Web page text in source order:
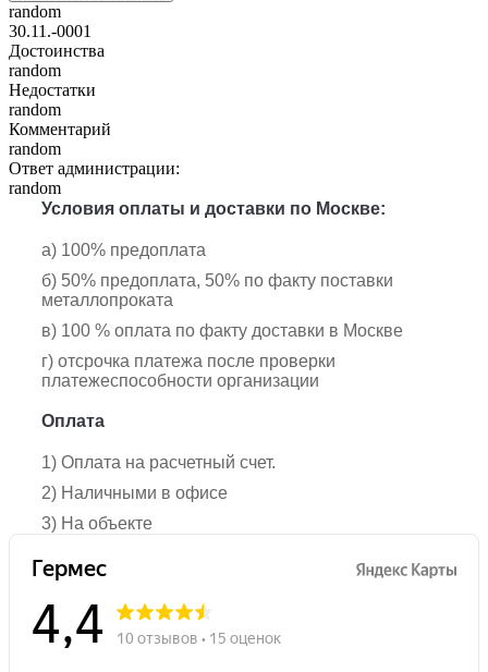
random
30.11.-0001
Достоинства
random
Недостатки
random
Комментарий
random
Ответ администрации:
random
Условия оплаты и доставки по Москве:
а) 100% предоплата
б) 50% предоплата, 50% по факту поставки
металлопроката
в) 100 % оплата по факту доставки в Москве
г) отсрочка платежа после проверки
платежеспособности организации
Оплата
1) Оплата на расчетный счет.
2) Наличными в офисе
3) На объекте